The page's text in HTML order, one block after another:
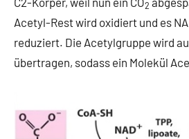
2
Acetyl-Rest wird oxidiert und es
reduziert. Die Acetylgruppe wird
übertragen, sodass ein Molekül